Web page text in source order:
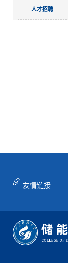
人才招聘
友情链接